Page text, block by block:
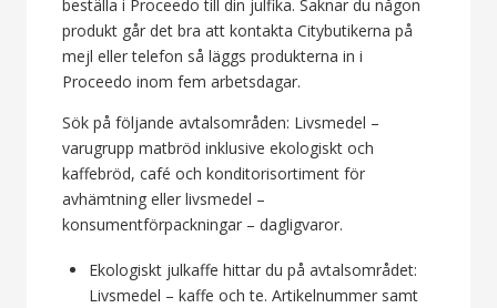
beställa i Proceedo till din julfika. Saknar du någon
produkt går det bra att kontakta Citybutikerna på
mejl eller telefon så läggs produkterna in i
Proceedo inom fem arbetsdagar.
Sök på följande avtalsområden: Livsmedel –
varugrupp matbröd inklusive ekologiskt och
kaffebröd, café och konditorisortiment för
avhämtning eller livsmedel –
konsumentförpackningar – dagligvaror.
Ekologiskt julkaffe hittar du på avtalsområdet:
Livsmedel – kaffe och te. Artikelnummer samt